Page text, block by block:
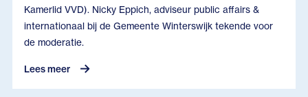
Kamerlid VVD). Nicky Eppich, adviseur public affairs &
internationaal bij de Gemeente Winterswijk tekende voor
de moderatie.
Lees meer